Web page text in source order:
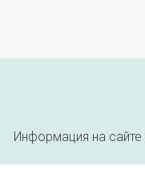
Информация на